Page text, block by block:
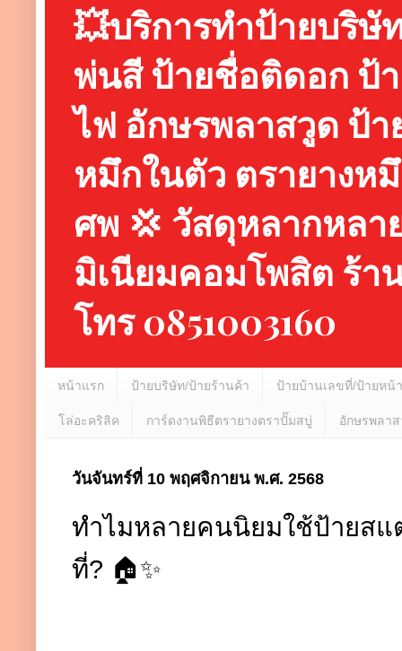
💥บริการทำป้ายบริษั
พ่นสี ป้ายชื่อติดอก ป้
ไฟ อักษรพลาสวูด ป้า
หมึกในตัว ตรายางห
ศพ 💢 วัสดุหลากหลา
มิเนียมคอมโพสิต ร้า
โทร 0851003160
หน้าแรก ป้ายบริษัท/ป้ายร้านค้า ป้ายบ้านเลขที่/ป้ายหน้
โล่อะคริลิค การ์ดงานพิธีตรายางตราปั๊มสบู่ อักษรพลา
วันจันทร์ที่ 10 พฤศจิกายน พ.ศ. 2568
ทำไมหลายคนนิยมใช้ป้ายสแ
ที่? 🏠✨